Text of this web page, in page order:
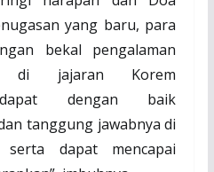
yang baru, para
bekal pengalaman
di jajaran Korem
dapat dengan baik
tanggung jawabnya di
dapat mencapai